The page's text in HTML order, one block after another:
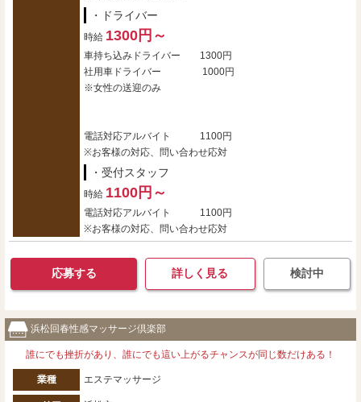
・ドライバー
時給 1300円～
車持ち込みドライバー 1300円
社用車ドライバー 1000円
※女性の送迎のみ
電話対応アルバイト 1100円
※お客様の対応、問い合わせ応対
・受付スタッフ
時給 1100円～
電話対応アルバイト 1100円
※お客様の対応、問い合わせ応対
応募する 詳しく見る 検討中
浜松回春性感マッサージ倶楽部
誰にでも挫折があり、誰にでも這い上がるチャンスが同じ数だけある！
業種 エステマッサージ